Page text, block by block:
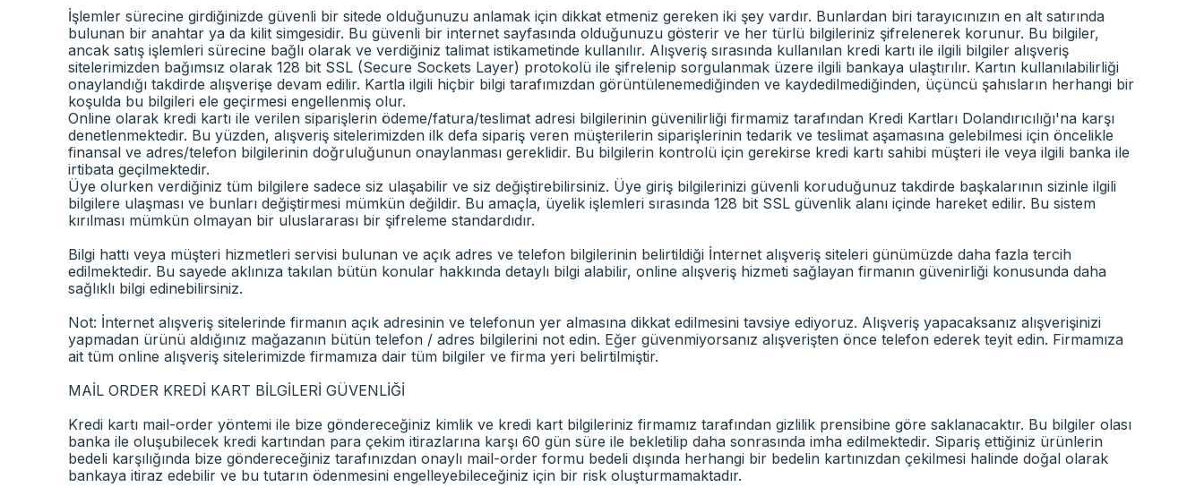
İşlemler sürecine girdiğinizde güvenli bir sitede olduğunuzu anlamak için dikkat etmeniz gereken iki şey vardır. Bunlardan biri tarayıcınızın en alt satırında
bulunan bir anahtar ya da kilit simgesidir. Bu güvenli bir internet sayfasında olduğunuzu gösterir ve her türlü bilgileriniz şifrelenerek korunur. Bu bilgiler,
ancak satış işlemleri sürecine bağlı olarak ve verdiğiniz talimat istikametinde kullanılır. Alışveriş sırasında kullanılan kredi kartı ile ilgili bilgiler alışveriş
sitelerimizden bağımsız olarak 128 bit SSL (Secure Sockets Layer) protokolü ile şifrelenip sorgulanmak üzere ilgili bankaya ulaştırılır. Kartın kullanılabilirliği
onaylandığı takdirde alışverişe devam edilir. Kartla ilgili hiçbir bilgi tarafımızdan görüntülenemediğinden ve kaydedilmediğinden, üçüncü şahısların herhangi bir
koşulda bu bilgileri ele geçirmesi engellenmiş olur.
Online olarak kredi kartı ile verilen siparişlerin ödeme/fatura/teslimat adresi bilgilerinin güvenilirliği firmamiz tarafından Kredi Kartları Dolandırıcılığı'na karşı
denetlenmektedir. Bu yüzden, alışveriş sitelerimizden ilk defa sipariş veren müşterilerin siparişlerinin tedarik ve teslimat aşamasına gelebilmesi için öncelikle
finansal ve adres/telefon bilgilerinin doğruluğunun onaylanması gereklidir. Bu bilgilerin kontrolü için gerekirse kredi kartı sahibi müşteri ile veya ilgili banka ile
irtibata geçilmektedir.
Üye olurken verdiğiniz tüm bilgilere sadece siz ulaşabilir ve siz değiştirebilirsiniz. Üye giriş bilgilerinizi güvenli koruduğunuz takdirde başkalarının sizinle ilgili
bilgilere ulaşması ve bunları değiştirmesi mümkün değildir. Bu amaçla, üyelik işlemleri sırasında 128 bit SSL güvenlik alanı içinde hareket edilir. Bu sistem
kırılması mümkün olmayan bir uluslararası bir şifreleme standardıdır.
Bilgi hattı veya müşteri hizmetleri servisi bulunan ve açık adres ve telefon bilgilerinin belirtildiği İnternet alışveriş siteleri günümüzde daha fazla tercih
edilmektedir. Bu sayede aklınıza takılan bütün konular hakkında detaylı bilgi alabilir, online alışveriş hizmeti sağlayan firmanın güvenirliği konusunda daha
sağlıklı bilgi edinebilirsiniz.
Not: İnternet alışveriş sitelerinde firmanın açık adresinin ve telefonun yer almasına dikkat edilmesini tavsiye ediyoruz. Alışveriş yapacaksanız alışverişinizi
yapmadan ürünü aldığınız mağazanın bütün telefon / adres bilgilerini not edin. Eğer güvenmiyorsanız alışverişten önce telefon ederek teyit edin. Firmamıza
ait tüm online alışveriş sitelerimizde firmamıza dair tüm bilgiler ve firma yeri belirtilmiştir.
MAİL ORDER KREDİ KART BİLGİLERİ GÜVENLİĞİ
Kredi kartı mail-order yöntemi ile bize göndereceğiniz kimlik ve kredi kart bilgileriniz firmamız tarafından gizlilik prensibine göre saklanacaktır. Bu bilgiler olası
banka ile oluşubilecek kredi kartından para çekim itirazlarına karşı 60 gün süre ile bekletilip daha sonrasında imha edilmektedir. Sipariş ettiğiniz ürünlerin
bedeli karşılığında bize göndereceğiniz tarafınızdan onaylı mail-order formu bedeli dışında herhangi bir bedelin kartınızdan çekilmesi halinde doğal olarak
bankaya itiraz edebilir ve bu tutarın ödenmesini engelleyebileceğiniz için bir risk oluşturmamaktadır.